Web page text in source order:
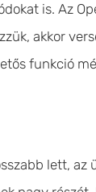
is. Az
akkor
funkció
lett, az